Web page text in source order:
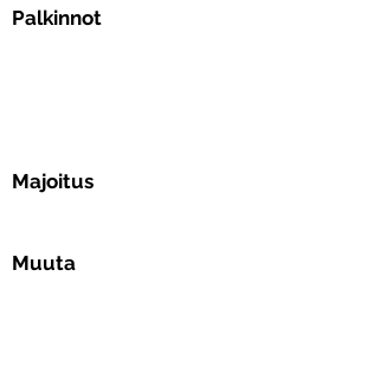
Palkinnot
Majoitus
Muuta